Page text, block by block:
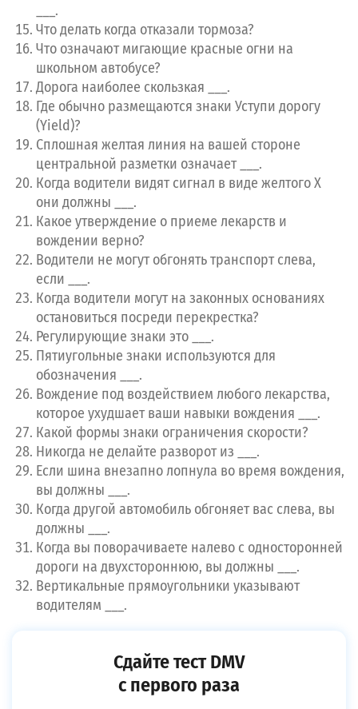
___.
Что делать когда отказали тормоза?
Что означают мигающие красные огни на
школьном автобусе?
Дорога наиболее скользкая ___.
Где обычно размещаются знаки Уступи дорогу
(Yield)?
Сплошная желтая линия на вашей стороне
центральной разметки означает ___.
Когда водители видят сигнал в виде желтого Х
они должны ___.
Какое утверждение о приеме лекарств и
вождении верно?
Водители не могут обгонять транспорт слева,
если ___.
Когда водители могут на законных основаниях
остановиться посреди перекрестка?
Регулирующие знаки это ___.
Пятиугольные знаки используются для
обозначения ___.
Вождение под воздействием любого лекарства,
которое ухудшает ваши навыки вождения ___.
Какой формы знаки ограничения скорости?
Никогда не делайте разворот из ___.
Если шина внезапно лопнула во время вождения,
вы должны ___.
Когда другой автомобиль обгоняет вас слева, вы
должны ___.
Когда вы поворачиваете налево с односторонней
дороги на двухстороннюю, вы должны ___.
Вертикальные прямоугольники указывают
водителям ___.
Сдайте тест DMV
с первого раза